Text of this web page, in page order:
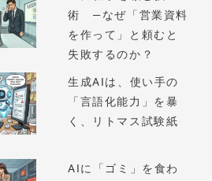
術 —なぜ「営業資料
を作って」と頼むと
失敗するのか？
生成AIは、使い手の
「言語化能力」を暴
く、リトマス試験紙
AIに「ゴミ」を食わ